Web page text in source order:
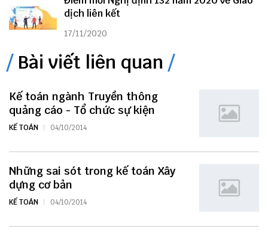
dịch liên kết
17/11/2020
Bài viết liên quan
Kế toán ngành Truyền thông
quảng cáo - Tổ chức sự kiện
KẾ TOÁN 04/10/2014
Những sai sót trong kế toán Xây
dựng cơ bản
KẾ TOÁN 04/10/2014